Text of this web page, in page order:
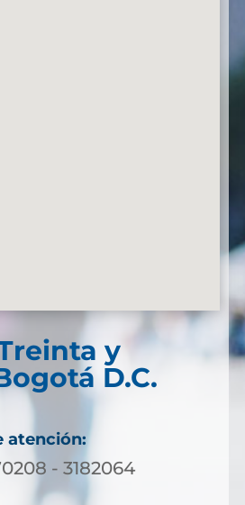
y
D.C.
atención:
- 3182064